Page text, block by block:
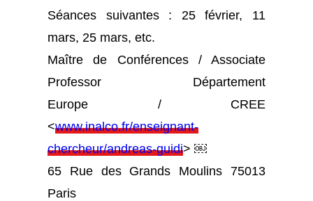
Séances suivantes : 25 février, 11
mars, 25 mars, etc.
Maître de Conférences / Associate
Professor Département
Europe / CREE
<www.inalco.fr/enseignant-
chercheur/andreas-guidi> ￼
65 Rue des Grands Moulins 75013
Paris